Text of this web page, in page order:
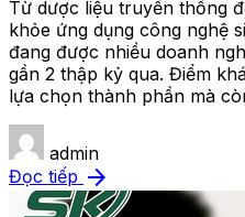
Từ dược liệu truyền thống
khỏe ứng dụng công nghệ
đang được nhiều doanh
gần 2 thập kỷ qua. Điểm
lựa chọn thành phần mà
admin
Đọc tiếp arrow_forward